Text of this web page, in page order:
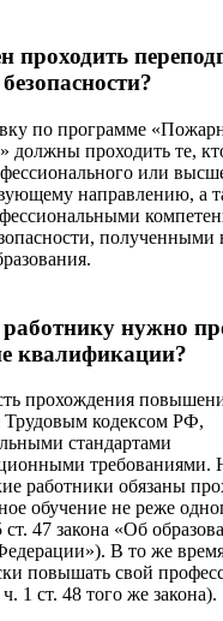
проходить
по программе
должны проходить те,
или
направлению, а
полученными
нужно
квалификации?
прохождения
Трудовым кодексом РФ,
стандартами
требованиями.
работники обязаны
обучение не реже
ст. 47 закона «Об
В то же
повышать свой
1 ст. 48 того же закона).